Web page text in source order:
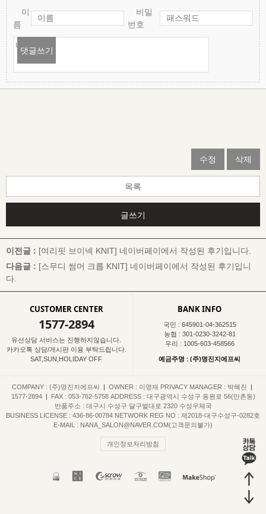
이
름
비밀
번호
댓글쓰기
수정 삭제
목록
글쓰기
이전글 : [여리핏 브이넥 KNIT] 네이버페이에서 작성된 후기입니다.
다음글 : [스무디 썸머 크롭 KNIT] 네이버페이에서 작성된 후기입니
다.
CUSTOMER CENTER
1577-2894
유선상담 서비스는 진행하지않습니다.
카카오톡 상담/게시판 이용 부탁드립니다.
SAT,SUN,HOLIDAY OFF
BANK INFO
국민 : 645901-04-362515
농협 : 301-0230-3242-81
우리 : 1005-603-458566
예금주명 : (주)명진지에프씨
COMPANY : (주)명진지에프씨 | OWNER : 이명재 PRIVACY MANAGER : 박혜진
|
1577-2894
| FAX : 053-762-5758 ADDRESS : 대구광역시 수성구 동원로 56(만촌동)
반품주소 : 대구시 수성구 달구벌대로 2320 수성우체국
BUSINESS LICENSE : 436-86-00784 NETWORK REG NO : 제2018-대구수성구-0282호
E-MAIL : NANA_SALON@NAVER.COM(고객문의불가)
개인정보처리방침